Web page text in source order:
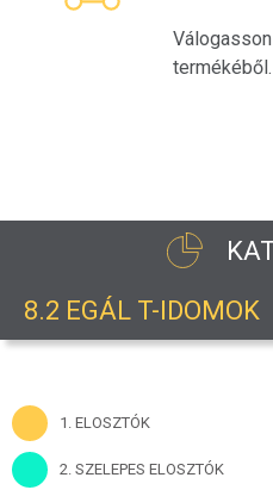
8.2 EGÁL T-IDOMOK
1. ELOSZTÓK
2. SZELEPES ELOSZTÓK